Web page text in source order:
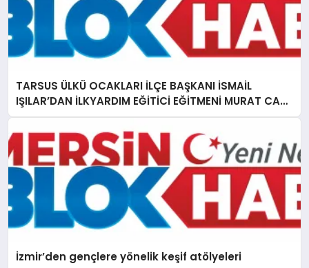
TARSUS ÜLKÜ OCAKLARI İLÇE BAŞKANI İSMAİL
IŞILAR’DAN İLKYARDIM EĞİTİCİ EĞİTMENİ MURAT CAN
FİDAN’A ZİYARET
İzmir’den gençlere yönelik keşif atölyeleri